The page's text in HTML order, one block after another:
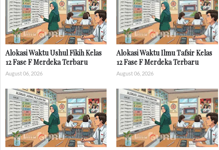
Alokasi Waktu Ushul Fikih Kelas
12 Fase F Merdeka Terbaru
August 06, 2026
Alokasi Waktu Ilmu Tafsir Kelas
12 Fase F Merdeka Terbaru
August 06, 2026